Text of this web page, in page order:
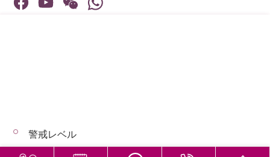
© 2026 著作権©アドベンティストヘルス 無断転載を禁じます。
警戒レベル